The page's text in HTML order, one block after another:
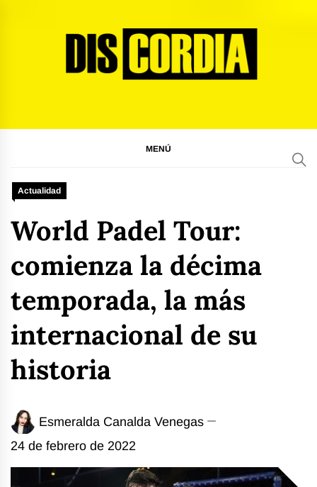
MENÚ
Actualidad
World Padel Tour:
comienza la décima
temporada, la más
internacional de su
historia
Esmeralda Canalda Venegas
24 de febrero de 2022